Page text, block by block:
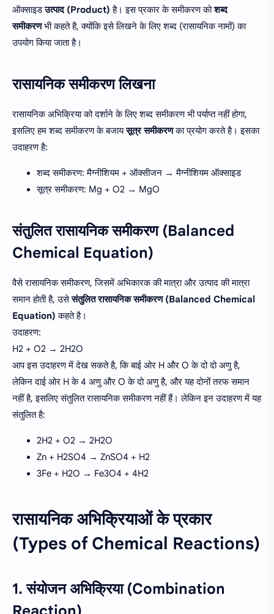
ऑक्साइडउत्पाद (Product) है। इस प्रकार के समीकरण कोशब्द
समीकरणभी कहते है, क्योंकि इसे लिखने के लिए शब्द (रासायनिक नामों) का
उपयोग किया जाता है।
रासायनिक समीकरण लिखना
रासायनिक अभिक्रिया को दर्शाने के लिए शब्द समीकरण भी पर्याप्त नहीं होगा,
इसलिए हम शब्द समीकरण के बजायसूत्र समीकरणका प्रयोग करते है। इसका
उदाहरण है:
शब्द समीकरण: मैग्नीशियम + ऑक्सीजन → मैग्नीशियम ऑक्साइड
सूत्र समीकरण: Mg + O2 → MgO
संतुलित रासायनिक समीकरण (Balanced
Chemical Equation)
वैसे रासायनिक समीकरण, जिसमें अभिकारक की मात्रा और उत्पाद की मात्रा
समान होती है, उसेसंतुलित रासायनिक समीकरण (Balanced Chemical
Equation) कहते है।
उदाहरण:
H2 + O2 → 2H2O
आप इस उदाहरण में देख सकते है, कि बाई ओर H और O के दो दो अणु है,
लेकिन दाई ओर H के 4 अणु और O के दो अणु है, और यह दोनों तरफ समान
नहीं है, इसलिए संतुलित रासायनिक समीकरण नहीं हैं। लेकिन इन उदाहरण में यह
संतुलित है:
2H2 + O2 → 2H2O
Zn + H2SO4 → ZnSO4 + H2
3Fe + H2O → Fe3O4 + 4H2
रासायनिक अभिक्रियाओं के प्रकार
(Types of Chemical Reactions)
1. संयोजन अभिक्रिया (Combination